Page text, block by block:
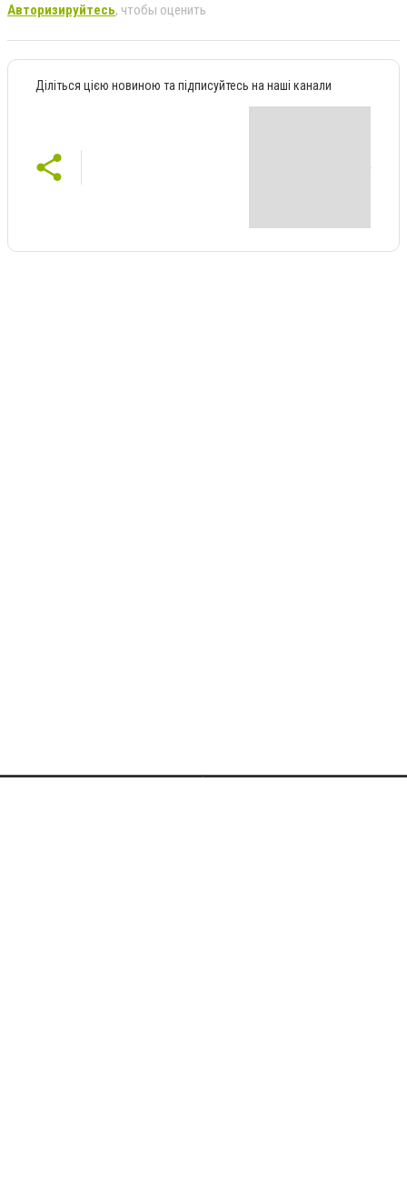
Авторизируйтесь, чтобы оценить
Діліться цією новиною та підписуйтесь на наші канали